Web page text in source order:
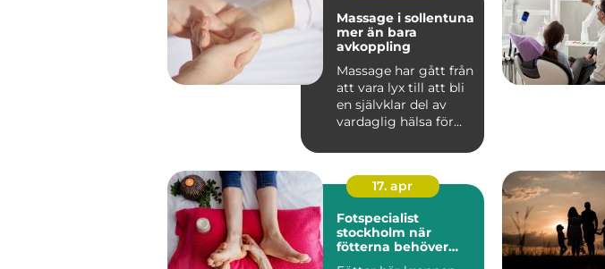
Massage i sollentuna
mer än bara
avkoppling
Massage har gått från
att vara lyx till att bli
en självklar del av
vardaglig hälsa för
17. apr
Fotspecialist
stockholm när
fötterna behöver